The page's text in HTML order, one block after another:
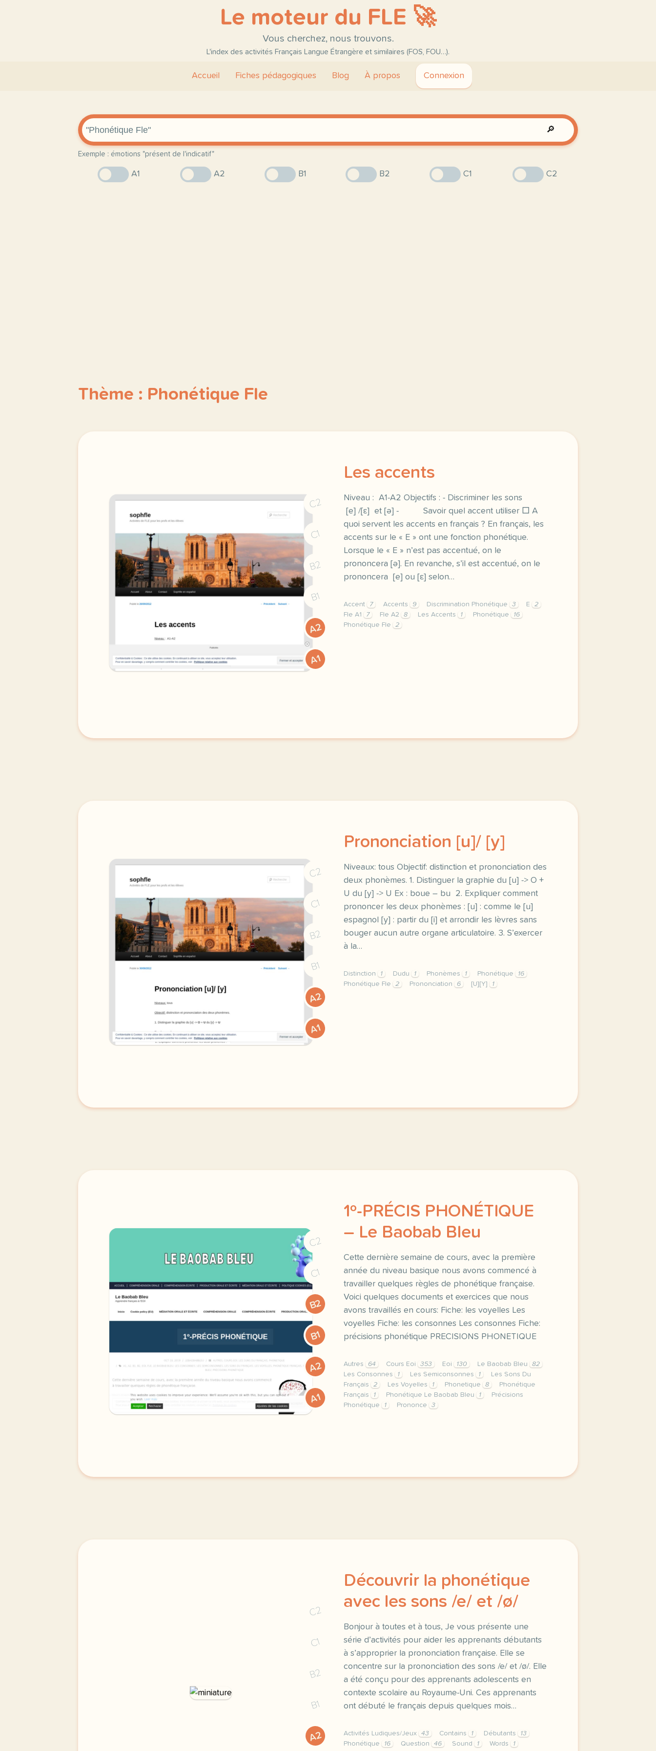
Le moteur du FLE 🚀
Vous cherchez, nous trouvons.
L'index des activités Français Langue Étrangère et similaires (FOS, FOU…).
Accueil Fiches pédagogiques Blog À propos Connexion
🔎
Exemple : émotions "présent de l'indicatif"
A1 A2 B1 B2 C1 C2
Thème : Phonétique Fle
C2
C1
B2
B1
A2
A1
Les accents
Niveau : A1-A2 Objectifs : - Discriminer les sons
[e] /[ε] et [ə] - Savoir quel accent utiliser □ A
quoi servent les accents en français ? En français, les
accents sur le « E » ont une fonction phonétique.
Lorsque le « E » n’est pas accentué, on le
prononcera [ə]. En revanche, s’il est accentué, on le
prononcera [e] ou [ε] selon…
Accent 7 Accents 9 Discrimination Phonétique 3 E
2
Fle A1
7 Fle A2 8 Les Accents 1 Phonétique
16
Phonétique Fle
2
C2
C1
B2
B1
A2
A1
Prononciation [u]/ [y]
Niveaux: tous Objectif: distinction et prononciation des
deux phonèmes. 1. Distinguer la graphie du [u] -> O +
U du [y] -> U Ex : boue – bu 2. Expliquer comment
prononcer les deux phonèmes : [u] : comme le [u]
espagnol [y] : partir du [i] et arrondir les lèvres sans
bouger aucun autre organe articulatoire. 3. S’exercer
à la…
Distinction 1 Dudu 1 Phonèmes 1 Phonétique
16
Phonétique Fle
2 Prononciation 6 [U][Y] 1
C2
C1
B2
B1
A2
A1
1º-PRÉCIS PHONÉTIQUE
– Le Baobab Bleu
Cette dernière semaine de cours, avec la première
année du niveau basique nous avons commencé à
travailler quelques règles de phonétique française.
Voici quelques documents et exercices que nous
avons travaillés en cours: Fiche: les voyelles Les
voyelles Fiche: les consonnes Les consonnes Fiche:
précisions phonétique PRECISIONS PHONETIQUE
Autres 64 Cours Eoi 353 Eoi 130 Le Baobab Bleu
82
Les Consonnes
1 Les Semiconsonnes 1
Les Sons Du
Français
2 Les Voyelles 1 Phonetique 8
Phonétique
Français
1 Phonétique Le Baobab Bleu 1
Précisions
Phonétique
1 Prononce 3
C2
C1
B2
B1
A2
Découvrir la phonétique
avec les sons /e/ et /ø/
Bonjour à toutes et à tous, Je vous présente une
série d’activités pour aider les apprenants débutants
à s’approprier la prononciation française. Elle se
concentre sur la prononciation des sons /e/ et /ø/. Elle
a été conçu pour des apprenants adolescents en
contexte scolaire au Royaume-Uni. Ces apprenants
ont débuté le français depuis quelques mois…
Activités Ludiques/Jeux 43 Contains 1 Débutants
13
Phonétique
16 Question 46 Sound 1 Words 1